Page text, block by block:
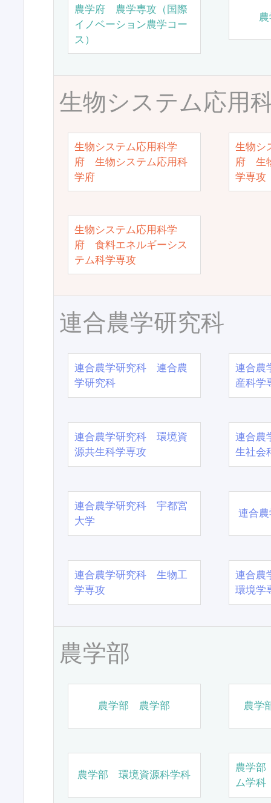
農学府 農学専攻（国際
イノベーション農学コー
ス）
生物システム応用
生物システム応用科学
府 生物システム応用科
学府
生物シ
府 生
学専攻
生物システム応用科学
府 食料エネルギーシス
テム科学専攻
連合農学研究科
連合農学研究科 連合農
学研究科
連合農
産科学
連合農学研究科 環境資
源共生科学専攻
連合農
生社会
連合農学研究科 宇都宮
大学
連合
連合農学研究科 生物工
学専攻
連合農
環境学
農学部
農学部 農学部 農学
農学部 環境資源科学科
農学
ム学科